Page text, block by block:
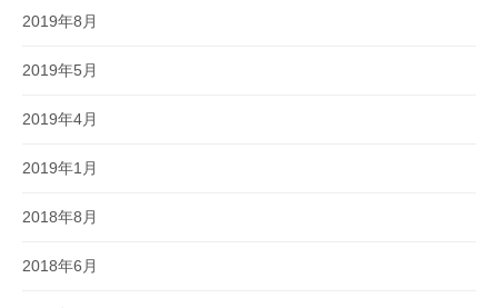
2019年8月
2019年5月
2019年4月
2019年1月
2018年8月
2018年6月